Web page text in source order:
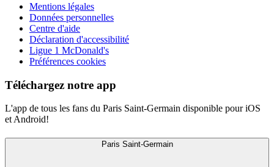
Mentions légales
Données personnelles
Centre d'aide
Déclaration d'accessibilité
Ligue 1 McDonald's
Préférences cookies
Téléchargez notre app
L'app de tous les fans du Paris Saint-Germain disponible pour iOS
et Android!
Paris Saint-Germain